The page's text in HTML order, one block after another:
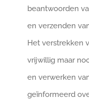
beantwoorden
en verzenden
Het verstrekken
vrijwillig maar
en verwerken
geïnformeerd